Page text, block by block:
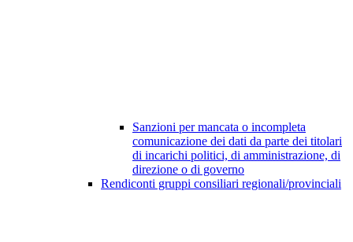
Sanzioni per mancata o incompleta
comunicazione dei dati da parte dei titolari
di incarichi politici, di amministrazione, di
direzione o di governo
Rendiconti gruppi consiliari regionali/provinciali